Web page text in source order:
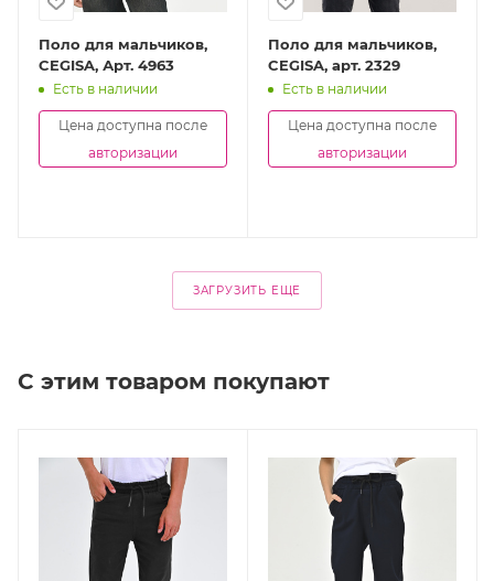
Поло для мальчиков,
CEGISA, Арт. 4963
Есть в наличии
Цена доступна после
авторизации
Поло для мальчиков,
CEGISA, арт. 2329
Есть в наличии
Цена доступна после
авторизации
ЗАГРУЗИТЬ ЕЩЕ
С этим товаром покупают